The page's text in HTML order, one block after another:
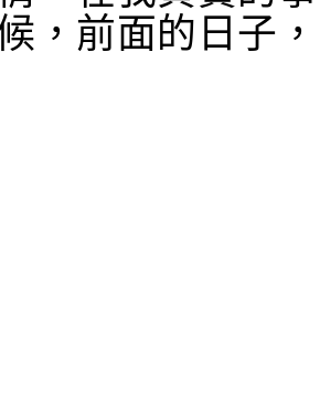
，前面的日子